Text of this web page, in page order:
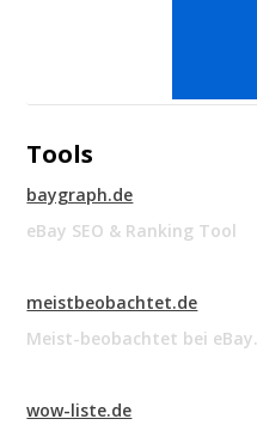
Tools
baygraph.de
eBay SEO & Ranking Tool
meistbeobachtet.de
Meist-beobachtet bei eBay.
wow-liste.de